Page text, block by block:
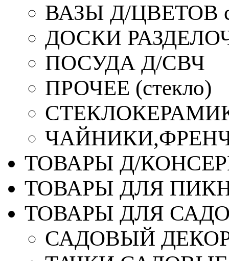
ВАЗЫ Д/ЦВЕТОВ
ДОСКИ
ПОСУДА Д/СВЧ
ПРОЧЕЕ (стекло)
ТОВАРЫ Д/
ТОВАРЫ ДЛЯ
ТОВАРЫ ДЛЯ
САДОВЫЙ